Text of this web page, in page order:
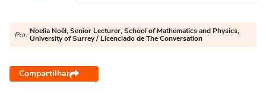
Por: Noelia Noël, Senior Lecturer, School of Mathematics and Physics,
University of Surrey / Licenciado de The Conversation
Compartilhar